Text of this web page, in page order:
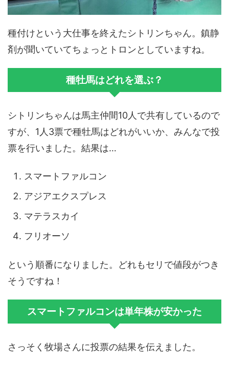
種付けという大仕事を終えたシトリンちゃん。鎮静
剤が聞いていてちょっとトロンとしていますね。
種牡馬はどれを選ぶ？
シトリンちゃんは馬主仲間10人で共有しているので
すが、1人3票で種牡馬はどれがいいか、みんなで投
票を行いました。結果は…
スマートファルコン
アジアエクスプレス
マテラスカイ
フリオーソ
という順番になりました。どれもセリで値段がつき
そうですね！
スマートファルコンは単年株が安かった
さっそく牧場さんに投票の結果を伝えました。